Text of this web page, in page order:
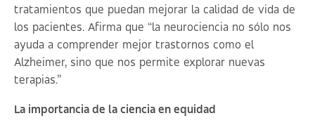
tratamientos que puedan mejorar la calidad de vida de
los pacientes. Afirma que “la neurociencia no sólo nos
ayuda a comprender mejor trastornos como el
Alzheimer, sino que nos permite explorar nuevas
terapias.”
La importancia de la ciencia en equidad